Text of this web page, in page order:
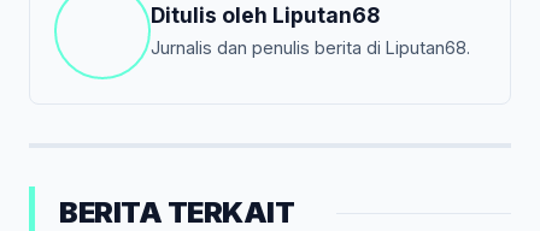
Ditulis oleh Liputan68
Jurnalis dan penulis berita di Liputan68.
BERITA TERKAIT